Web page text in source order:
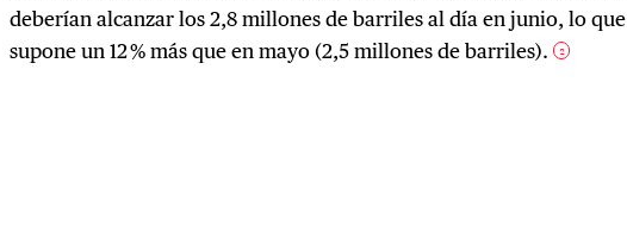
deberían alcanzar los 2,8 millones de barriles al día en junio, lo que
supone un 12 % más que en mayo (2,5 millones de barriles).
2